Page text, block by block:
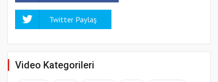
Twitter Paylaş
Video Kategorileri